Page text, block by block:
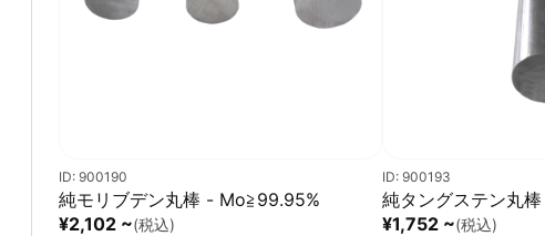
ID: 900190
純モリブデン丸棒 - Mo≧99.95%
¥2,102 ~(税込)
ID: 900193
純タングステン丸
¥1,752 ~(税込)